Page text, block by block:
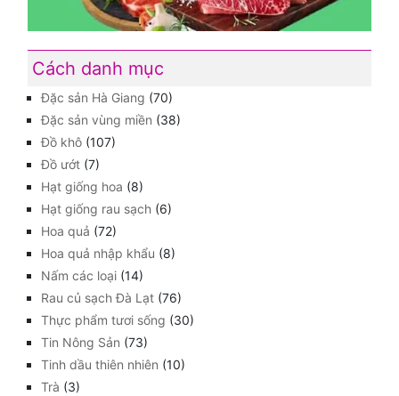
Cách danh mục
Đặc sản Hà Giang (70)
Đặc sản vùng miền (38)
Đồ khô (107)
Đồ ướt (7)
Hạt giống hoa (8)
Hạt giống rau sạch (6)
Hoa quả (72)
Hoa quả nhập khẩu (8)
Nấm các loại (14)
Rau củ sạch Đà Lạt (76)
Thực phẩm tươi sống (30)
Tin Nông Sản (73)
Tinh dầu thiên nhiên (10)
Trà (3)